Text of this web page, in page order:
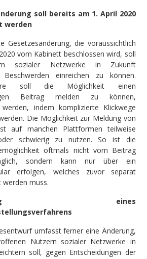
soll bereits am 1. April 2020
werden
Gesetzesänderung, die voraussichtlich
vom Kabinett beschlossen wird, soll
sozialer Netzwerke in Zukunft
Beschwerden einreichen zu können.
soll die Möglichkeit einen
Beitrag melden zu können,
indem komplizierte Klickwege
Die Möglichkeit zur Meldung von
auf manchen Plattformen teilweise
schwierig zu nutzen. So ist die
oftmals nicht vom Beitrag
sondern kann nur über ein
erfolgen, welches zuvor separat
werden muss.
eines
umfasst ferner eine Änderung,
Nutzern sozialer Netzwerke in
soll, gegen Entscheidungen der